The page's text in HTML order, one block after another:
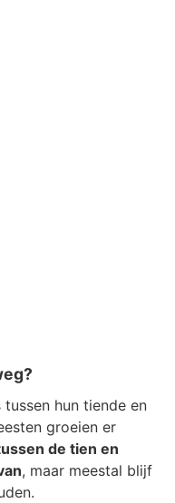
hun tiende en
groeien er
de tien en
, maar meestal blijf